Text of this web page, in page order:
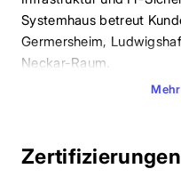
Systemhaus betreut
Germersheim,
Neckar-Raum.
Zertifizierungen